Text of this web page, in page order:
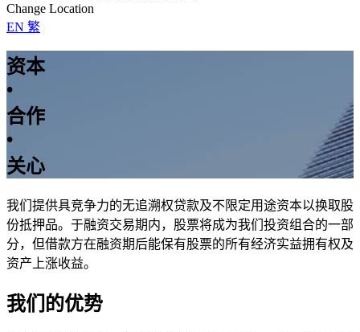
Change Location
EN 繁
资本
•
合作
•
关心
我们提供具竞争力的无追溯权贷款及不限定用途资本以换取股
份抵押品。于融资交易期内，股票将成为我们投资组合的一部
分，但借款方在融资期后能保有股票的所有经济实益拥有权及
资产上涨收益。
我们的优势